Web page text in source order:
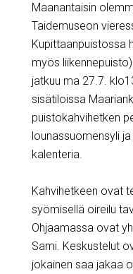
Maanantaisin
Taidemuseon
Kupittaanpuistossa
myös
jatkuu ma 27.7.
sisätiloissa
puistokahvihetken
lounassuomensyli
kalenteria.
Kahvihetkeen ovat
syömisellä oireilu
Ohjaamassa ovat
Sami. Keskustelut
jokainen saa jakaa